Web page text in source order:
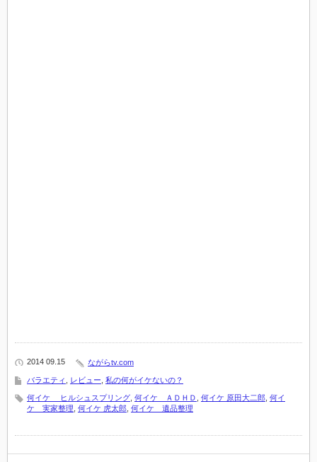
2014 09.15 ながらtv.com
バラエティ レビュー 私の何がイケないの？
何イケ ヒルシュスプリング 何イケ ＡＤＨＤ 何イケ 原田大二郎 何イ
ケ 実家整理 何イケ 虎太郎 何イケ 遺品整理